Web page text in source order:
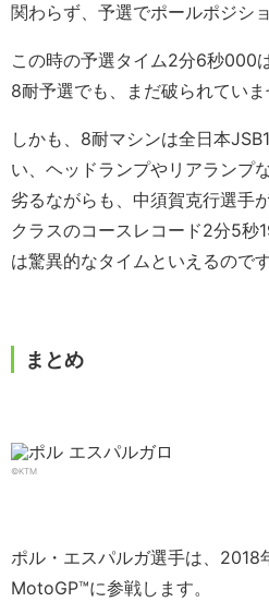
関わらず、予選でポールポジシ
この時の予選タイム2分6秒000
8耐予選でも、まだ破られていま
しかも、8耐マシンは全日本
い、ヘッドランプやリアランプ
劣るながらも、中須賀克行選手
クラスのコースレコード2分5秒
は驚異的なタイムといえるのです
まとめ
©KTM
ポル・エスパルガ選手は、2018
MotoGP™に参戦します。